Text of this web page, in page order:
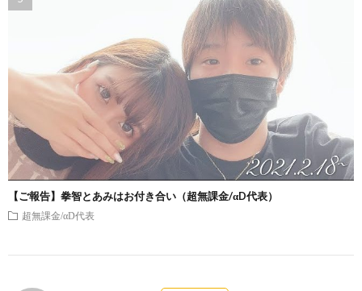
【ご報告】拳智とあみはお付き合い（超無課金/αD代表）
超無課金/αD代表